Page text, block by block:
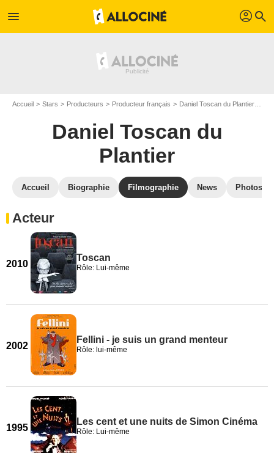
menu profil search
Accueil Stars Producteurs Producteur français Daniel Toscan du Plantier
Daniel Toscan du
Plantier
Accueil Biographie Filmographie News Photos
Acteur
2010
Toscan
Rôle: Lui-même
2002
Fellini - je suis un grand menteur
Rôle: lui-même
1995
Les cent et une nuits de Simon Cinéma
Rôle: Lui-même